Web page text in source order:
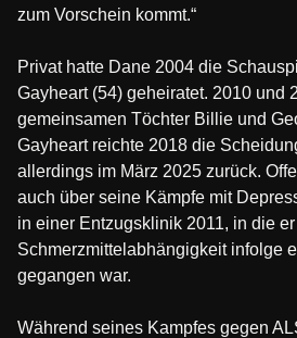
zum Vorschein kommt.“
Privat hatte Dane 2004 die
Gayheart (54) geheiratet. 2010 und
gemeinsamen Töchter Billie und
Gayheart reichte 2018 die
allerdings im März 2025 zurück.
auch über seine Kämpfe mit
in einer Entzugsklinik 2011, in die
Schmerzmittelabhängigkeit infolge
gegangen war.
Während seines Kampfes gegen